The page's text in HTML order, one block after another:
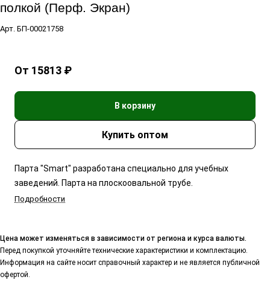
полкой (Перф. Экран)
Арт. БП-00021758
От 15813 ₽
В корзину
Парта "Smart" разработана специально для учебных
заведений. Парта на плоскоовальной трубе.
Подробности
Цена может изменяться в зависимости от региона и курса валюты.
Перед покупкой уточняйте технические характеристики и комплектацию.
Информация на сайте носит справочный характер и не является публичной
офертой.